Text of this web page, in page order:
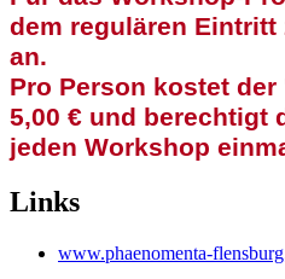
dem regulären
an.
Pro Person kostet
5,00 € und berechtigt
jeden Workshop
Links
www.phaenomenta-